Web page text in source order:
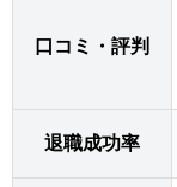
口コミ・評判
退職成功率